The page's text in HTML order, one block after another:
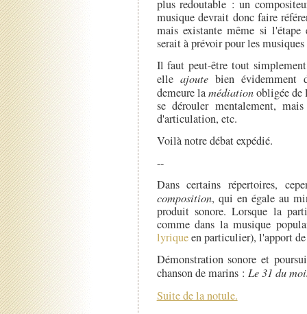
plus redoutable : un
musique devrait donc faire
mais existante même si
serait à prévoir pour les
Il faut peut-être tout
elle ajoutebien évidemment
demeure lamédiationobligée de
se dérouler mentalement,
d'articulation, etc.
Voilà notre débat expédié.
--
Dans certains répertoires,
composition, qui en égale au
produit sonore. Lorsque la
comme dans la musique
lyriqueen particulier), l'apport
Démonstration sonore et
chanson de marins : Le 31 du
Suite de la notule.